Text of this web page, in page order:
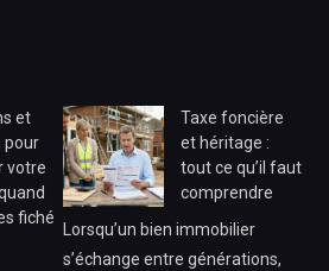
et
pour
votre
fiché
Taxe foncière
et héritage :
tout ce qu’il faut
comprendre
Lorsqu’un bien immobilier
s’échange entre générations,